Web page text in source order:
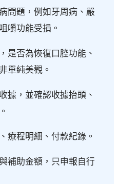
問題，例如牙周病、嚴
嚼功能受損。
是否為恢復口腔功能、
單純美觀。
據，並確認收據抬頭、
療程明細、付款紀錄。
補助金額，只申報自行